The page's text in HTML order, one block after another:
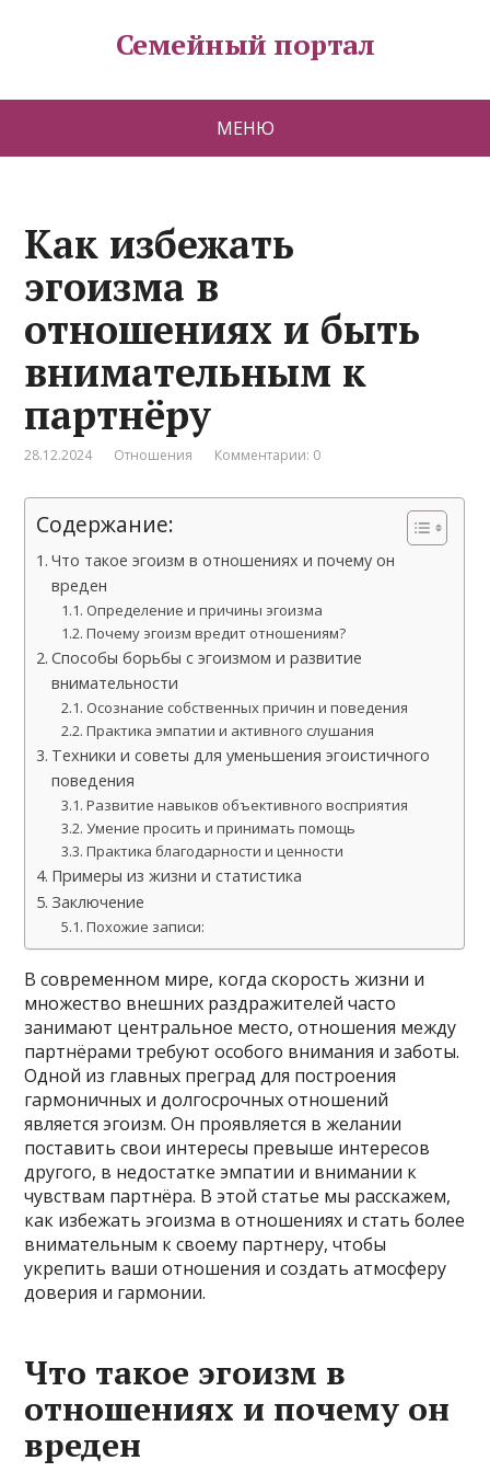
Семейный портал
МЕНЮ
Как избежать
эгоизма в
отношениях и быть
внимательным к
партнёру
28.12.2024 Отношения Комментарии: 0
Содержание:
Что такое эгоизм в отношениях и почему он
вреден
Определение и причины эгоизма
Почему эгоизм вредит отношениям?
Способы борьбы с эгоизмом и развитие
внимательности
Осознание собственных причин и поведения
Практика эмпатии и активного слушания
Техники и советы для уменьшения эгоистичного
поведения
Развитие навыков объективного восприятия
Умение просить и принимать помощь
Практика благодарности и ценности
Примеры из жизни и статистика
Заключение
Похожие записи:
В современном мире, когда скорость жизни и
множество внешних раздражителей часто
занимают центральное место, отношения между
партнёрами требуют особого внимания и заботы.
Одной из главных преград для построения
гармоничных и долгосрочных отношений
является эгоизм. Он проявляется в желании
поставить свои интересы превыше интересов
другого, в недостатке эмпатии и внимании к
чувствам партнёра. В этой статье мы расскажем,
как избежать эгоизма в отношениях и стать более
внимательным к своему партнеру, чтобы
укрепить ваши отношения и создать атмосферу
доверия и гармонии.
Что такое эгоизм в
отношениях и почему он
вреден